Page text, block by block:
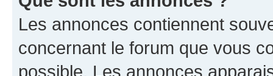
Les annonces contiennent
concernant le forum que vous
possible. Les annonces